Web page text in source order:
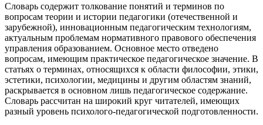
Словарь содержит толкование понятий и терминов по
вопросам теории и истории педагогики (отечественной и
зарубежной), инновационным педагогическим технологиям,
актуальным проблемам нормативного правового обеспечения
управления образованием. Основное место отведено
вопросам, имеющим практическое педагогическое значение. В
статьях о терминах, относящихся к области философии, этики,
эстетики, психологии, медицины и другим областям знаний,
раскрывается в основном лишь педагогическое содержание.
Словарь рассчитан на широкий круг читателей, имеющих
разный уровень психолого-педагогической подготовленности.